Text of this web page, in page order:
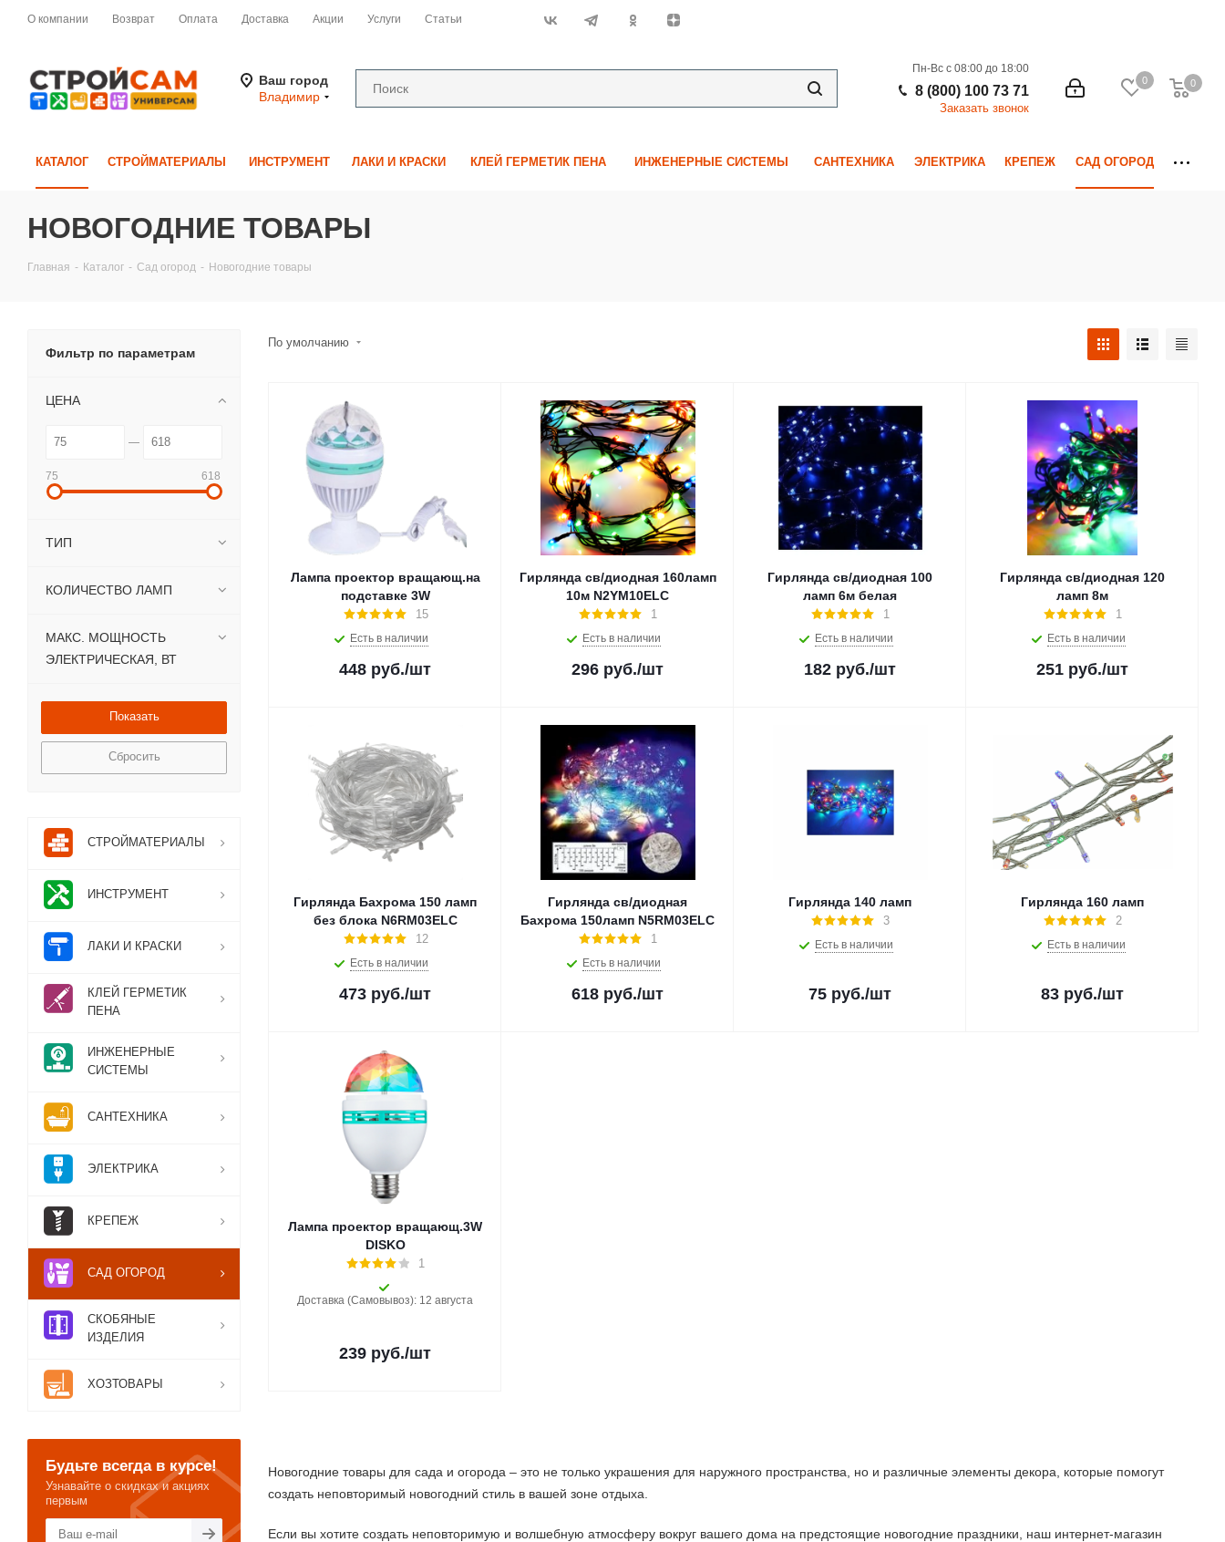
О компании Возврат Оплата Доставка Акции Услуги Статьи
Ваш город
Владимир
0 0
0
Пн-Вс с 08:00 до 18:00
8 (800) 100 73 71
Заказать звонок
КАТАЛОГ СТРОЙМАТЕРИАЛЫ ИНСТРУМЕНТ ЛАКИ И КРАСКИ КЛЕЙ ГЕРМЕТИК ПЕНА ИНЖЕНЕРНЫЕ СИСТЕМЫ САНТЕХНИКА ЭЛЕКТРИКА КРЕПЕЖ САД ОГОРОД
НОВОГОДНИЕ ТОВАРЫ
Главная - Каталог - Сад огород - Новогодние товары
По умолчанию
Лампа проектор вращающ.на
подставке 3W
15
Есть в наличии
448 руб./шт
Гирлянда св/диодная 160ламп
10м N2YM10ELC
1
Есть в наличии
296 руб./шт
Гирлянда св/диодная 100
ламп 6м белая
1
Есть в наличии
182 руб./шт
Гирлянда св/диодная 120
ламп 8м
1
Есть в наличии
251 руб./шт
Гирлянда Бахрома 150 ламп
без блока N6RM03ELC
12
Есть в наличии
473 руб./шт
Гирлянда св/диодная
Бахрома 150ламп N5RM03ELC
1
Есть в наличии
618 руб./шт
Гирлянда 140 ламп
3
Есть в наличии
75 руб./шт
Гирлянда 160 ламп
2
Есть в наличии
83 руб./шт
Лампа проектор вращающ.3W
DISKO
1
Доставка (Самовывоз): 12 августа
239 руб./шт
Новогодние товары для сада и огорода – это не только украшения для наружного пространства, но и различные элементы декора, которые помогут
создать неповторимый новогодний стиль в вашей зоне отдыха.
Если вы хотите создать неповторимую и волшебную атмосферу вокруг вашего дома на предстоящие новогодние праздники, наш интернет-магазин
Фильтр по параметрам
ЦЕНА
75 618
ТИП
КОЛИЧЕСТВО ЛАМП
МАКС. МОЩНОСТЬ
ЭЛЕКТРИЧЕСКАЯ, ВТ
Сбросить
СТРОЙМАТЕРИАЛЫ
ИНСТРУМЕНТ
ЛАКИ И КРАСКИ
КЛЕЙ ГЕРМЕТИК
ПЕНА
ИНЖЕНЕРНЫЕ
СИСТЕМЫ
САНТЕХНИКА
ЭЛЕКТРИКА
КРЕПЕЖ
САД ОГОРОД
СКОБЯНЫЕ
ИЗДЕЛИЯ
ХОЗТОВАРЫ
Будьте всегда в курсе!
Узнавайте о скидках и акциях
первым